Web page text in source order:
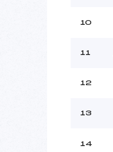
10
11
12
13
14